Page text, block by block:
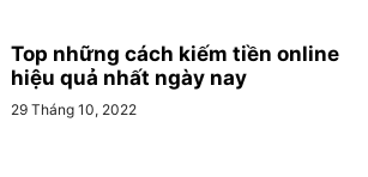
Top những cách kiếm tiền online
hiệu quả nhất ngày nay
29 Tháng 10, 2022